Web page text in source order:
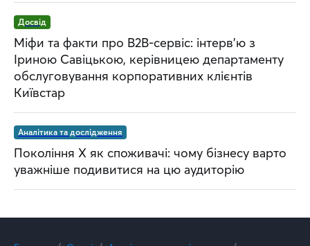
Досвід
Міфи та факти про B2B-сервіс: інтерв’ю з
Іриною Савіцькою, керівницею департаменту
обслуговування корпоративних клієнтів
Київстар
Аналітика та дослідження
Покоління Х як споживачі: чому бізнесу варто
уважніше подивитися на цю аудиторію